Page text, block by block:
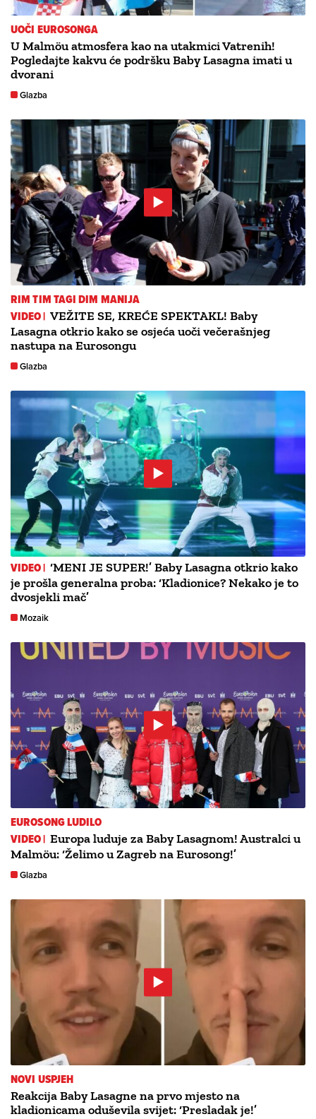
UOČI EUROSONGA
U Malmöu atmosfera kao na utakmici Vatrenih!
Pogledajte kakvu će podršku Baby Lasagna imati u
dvorani
Glazba
RIM TIM TAGI DIM MANIJA
VIDEO | VEŽITE SE, KREĆE SPEKTAKL! Baby
Lasagna otkrio kako se osjeća uoči večerašnjeg
nastupa na Eurosongu
Glazba
VIDEO | ‘MENI JE SUPER!’ Baby Lasagna otkrio kako
je prošla generalna proba: ‘Kladionice? Nekako je to
dvosjekli mač’
Mozaik
EUROSONG LUDILO
VIDEO | Europa luduje za Baby Lasagnom! Australci u
Malmöu: ‘Želimo u Zagreb na Eurosong!’
Glazba
NOVI USPJEH
Reakcija Baby Lasagne na prvo mjesto na
kladionicama oduševila svijet: ‘Presladak je!’